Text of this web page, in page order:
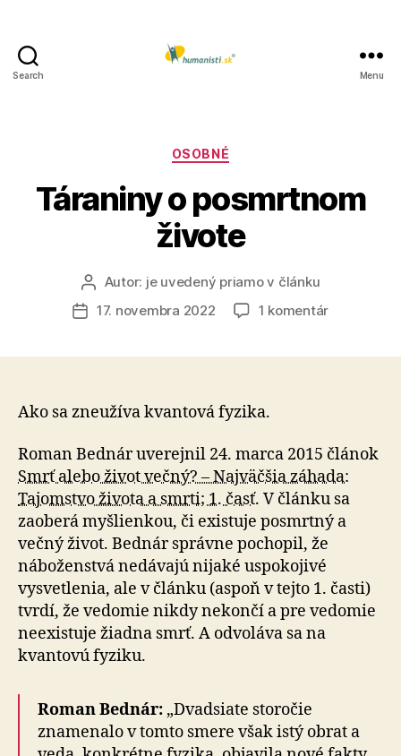
Search Menu
Kategórie
OSOBNÉ
Táraniny o posmrtnom
živote
Autor
článku
Autor: je uvedený priamo v článku
Dátum
17. novembra 2022 1 komentárna
Ako sa zneužíva kvantová fyzika.
Roman Bednár uverejnil 24. marca 2015 článok
Smrť alebo život večný? – Najväčšia záhada:
Tajomstvo života a smrti; 1. časť. V článku sa
zaoberá myšlienkou, či existuje posmrtný a
večný život. Bednár správne pochopil, že
náboženstvá nedávajú nijaké uspokojivé
vysvetlenia, ale v článku (aspoň v tejto 1. časti)
tvrdí, že vedomie nikdy nekončí a pre vedomie
neexistuje žiadna smrť. A odvoláva sa na
kvantovú fyziku.
Roman Bednár: „Dvadsiate storočie
znamenalo v tomto smere však istý obrat a